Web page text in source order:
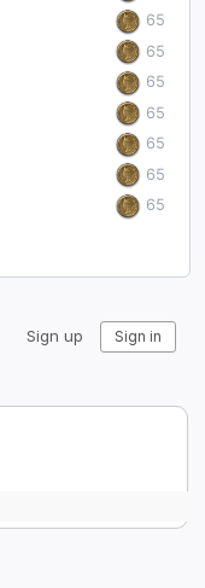
65
65
65
65
65
65
65